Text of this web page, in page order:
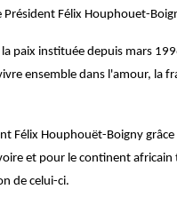
Félix Houphouet-
paix instituée depuis mars
ensemble dans l'amour, la
Félix Houphouët-Boigny
et pour le continent
de celui-ci.